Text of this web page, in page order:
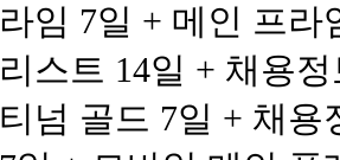
라임 7일 + 메인 프
리스트 14일 + 채용
티넘 골드 7일 + 채용